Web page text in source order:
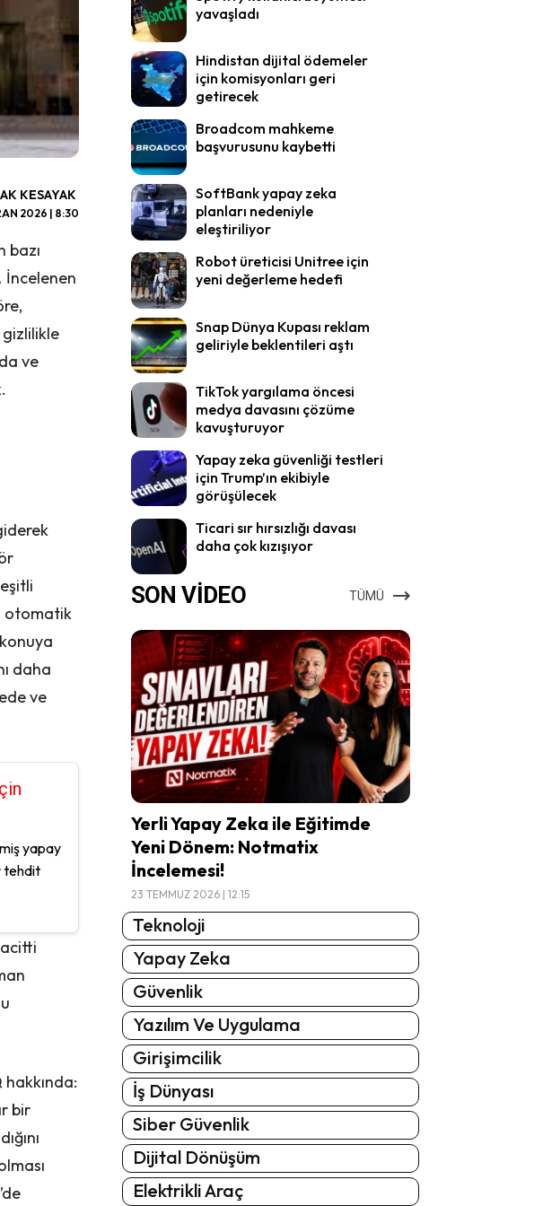
KESAYAK
2026 | 8:30
bazı
İncelenen
gizlilikle
ve
otomatik
daha
ve
yapay
tehdit
bir
yavaşladı
Hindistan dijital ödemeler
için komisyonları geri
getirecek
Broadcom mahkeme
başvurusunu kaybetti
SoftBank yapay zeka
planları nedeniyle
eleştiriliyor
Robot üreticisi Unitree için
yeni değerleme hedefi
Snap Dünya Kupası reklam
geliriyle beklentileri aştı
TikTok yargılama öncesi
medya davasını çözüme
kavuşturuyor
Yapay zeka güvenliği testleri
için Trump’ın ekibiyle
görüşülecek
Ticari sır hırsızlığı davası
daha çok kızışıyor
SON VİDEO TÜMÜ
Yerli Yapay Zeka ile Eğitimde
Yeni Dönem: Notmatix
İncelemesi!
23 TEMMUZ 2026 | 12:15
Teknoloji
Yapay Zeka
Güvenlik
Yazılım Ve Uygulama
Girişimcilik
İş Dünyası
Siber Güvenlik
Dijital Dönüşüm
Elektrikli Araç